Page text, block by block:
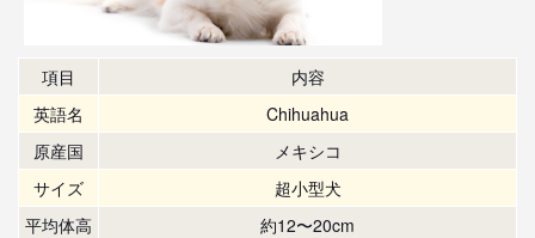
項目
内容
英語名
Chihuahua
原産国
メキシコ
サイズ
超小型犬
平均体高
約12〜20cm